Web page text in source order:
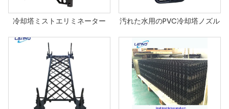
冷却塔ミストエリミネーター 汚れた水用のPVC冷却塔ノズル